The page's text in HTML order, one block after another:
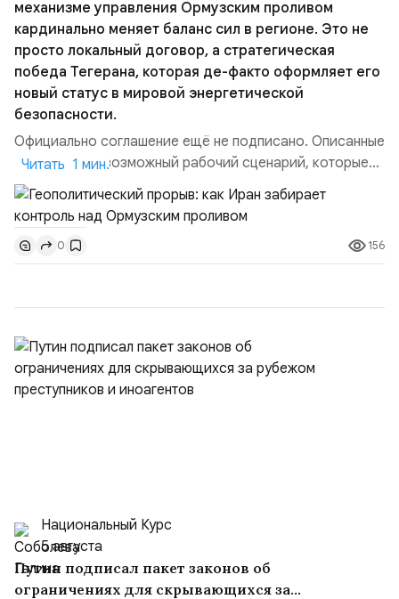
механизме управления Ормузским проливом
кардинально меняет баланс сил в регионе. Это не
просто локальный договор, а стратегическая
победа Тегерана, которая де-факто оформляет его
новый статус в мировой энергетической
безопасности.
Официально соглашение ещё не подписано. Описанные
пункты — это возможный рабочий сценарий, которые
скорее всего будут реализованы.Разбираем ключевые
тезисы и последствия этого соглашения:. 1. Новые
доли контроля (75 на 25). Было: Ранее Иран и Оман
контролировали пролив на паритетных началах —
50/50. Стало: Новое соглашение закрепляет за
Читать 1 мин.
0 156
Национальный Курс
5 августа
Путин подписал пакет законов об
ограничениях для скрывающихся за